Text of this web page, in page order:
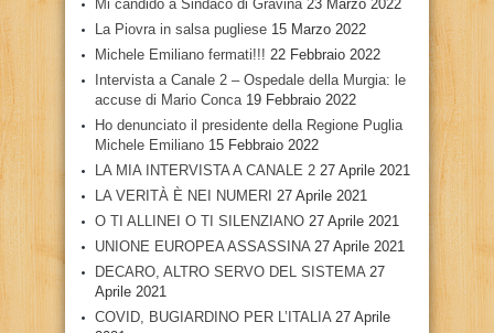
Mi candido a Sindaco di Gravina 23 Marzo 2022
La Piovra in salsa pugliese 15 Marzo 2022
Michele Emiliano fermati!!! 22 Febbraio 2022
Intervista a Canale 2 – Ospedale della Murgia: le
accuse di Mario Conca 19 Febbraio 2022
Ho denunciato il presidente della Regione Puglia
Michele Emiliano 15 Febbraio 2022
LA MIA INTERVISTA A CANALE 2 27 Aprile 2021
LA VERITÀ È NEI NUMERI 27 Aprile 2021
O TI ALLINEI O TI SILENZIANO 27 Aprile 2021
UNIONE EUROPEA ASSASSINA 27 Aprile 2021
DECARO, ALTRO SERVO DEL SISTEMA 27
Aprile 2021
COVID, BUGIARDINO PER L’ITALIA 27 Aprile